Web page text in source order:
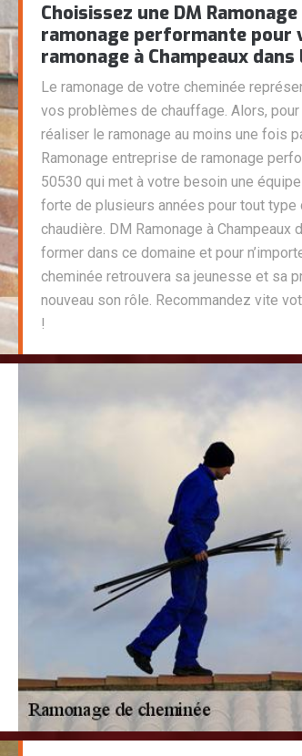
Choisissez une DM
ramonage performante pour
ramonage à Champeaux
Le ramonage de votre cheminée
vos problèmes de chauffage. Alors,
réaliser le ramonage au moins une fois
Ramonage entreprise de ramonage
50530 qui met à votre besoin une
forte de plusieurs années pour tout type
chaudière. DM Ramonage à Champeaux
former dans ce domaine et pour
cheminée retrouvera sa jeunesse et sa
nouveau son rôle. Recommandez vite
!